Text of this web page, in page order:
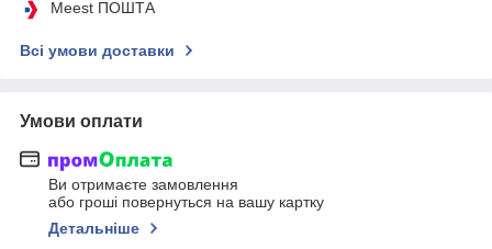
Meest ПОШТА
Всі умови доставки
Умови оплати
Ви отримаєте замовлення
або гроші повернуться на вашу картку
Детальніше